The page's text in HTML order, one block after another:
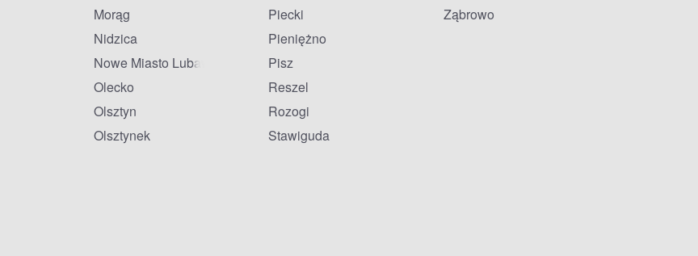
Morąg
Nidzica
Nowe Miasto Lubawskie
Olecko
Olsztyn
Olsztynek
Piecki
Pieniężno
Pisz
Reszel
Rozogi
Stawiguda
Ząbrowo